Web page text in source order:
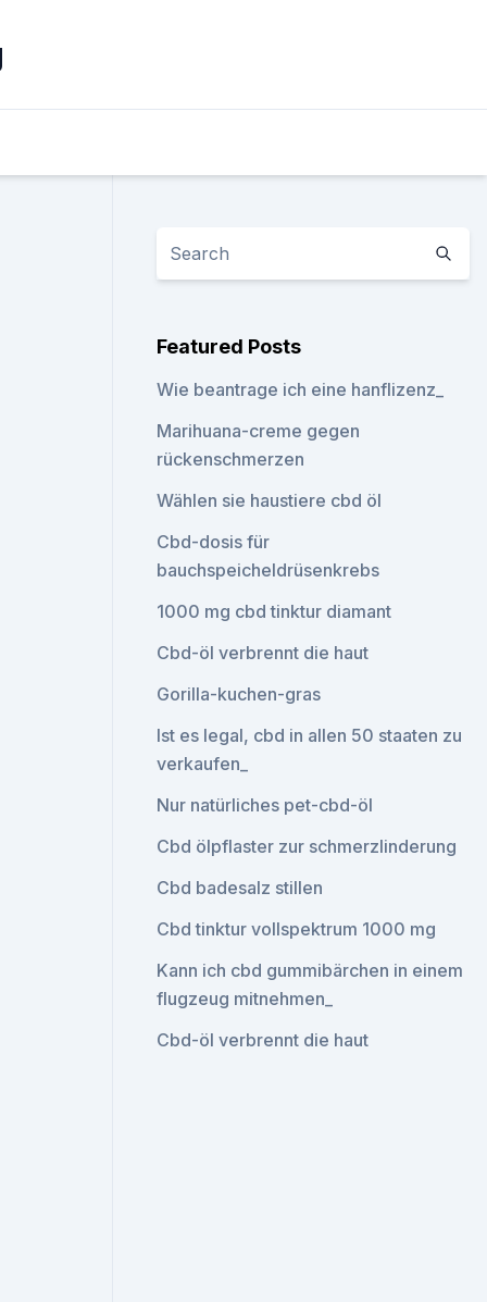
Featured Posts
Wie beantrage ich eine hanflizenz_
Marihuana-creme gegen
rückenschmerzen
Wählen sie haustiere cbd öl
Cbd-dosis für
bauchspeicheldrüsenkrebs
1000 mg cbd tinktur diamant
Cbd-öl verbrennt die haut
Gorilla-kuchen-gras
Ist es legal, cbd in allen 50 staaten zu
verkaufen_
Nur natürliches pet-cbd-öl
Cbd ölpflaster zur schmerzlinderung
Cbd badesalz stillen
Cbd tinktur vollspektrum 1000 mg
Kann ich cbd gummibärchen in einem
flugzeug mitnehmen_
Cbd-öl verbrennt die haut